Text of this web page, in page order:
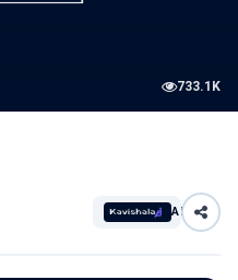
733.1K
AI